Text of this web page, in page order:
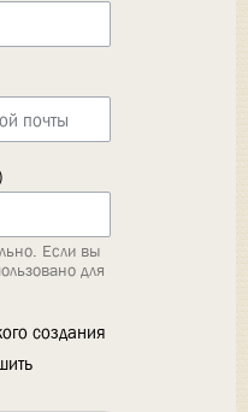
Если вы
для
создания